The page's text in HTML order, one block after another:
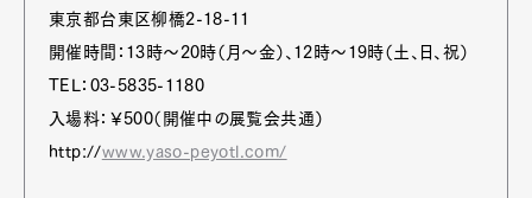
東京都台東区柳橋2-18-11
開催時間：13時～20時（月～金）、12時～19時（土、日、祝）
TEL：03-5835-1180
入場料：￥500（開催中の展覧会共通）
http://www.yaso-peyotl.com/